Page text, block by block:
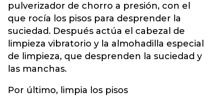
pulverizador de chorro a presión, con el
que rocía los pisos para desprender la
suciedad. Después actúa el cabezal de
limpieza vibratorio y la almohadilla especial
de limpieza, que desprenden la suciedad y
las manchas.
Por último, limpia los pisos